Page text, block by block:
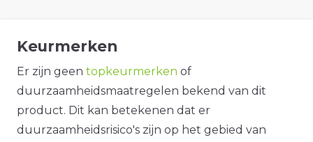
Keurmerken
Er zijn geen topkeurmerken of
duurzaamheidsmaatregelen bekend van dit
product. Dit kan betekenen dat er
duurzaamheidsrisico's zijn op het gebied van